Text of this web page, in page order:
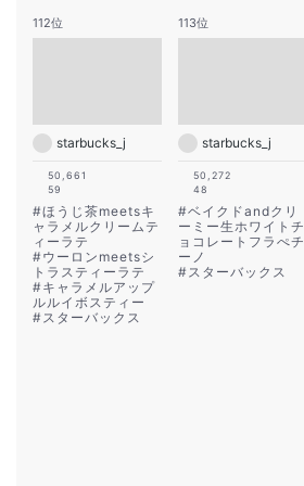
112位
starbucks_j
50,661
59
#ほうじ茶meetsキ
ャラメルクリームテ
ィーラテ
#ウーロンmeetsシ
トラスティーラテ
#キャラメルアップ
ルルイボスティー
# スターバックス
113位
starbucks_j
50,272
48
#ベイクドandクリ
ーミー生ホワイトチ
ョコレートフラぺチ
ーノ
# スターバックス